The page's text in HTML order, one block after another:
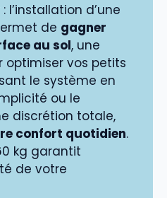
l’installation d’une
de gagner
au sol, une
optimiser vos petits
le système en
ou le
discrétion totale,
confort quotidien.
kg garantit
de votre